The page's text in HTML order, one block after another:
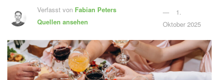
Verfasst von Fabian Peters
Quellen ansehen
1.
Oktober 2025